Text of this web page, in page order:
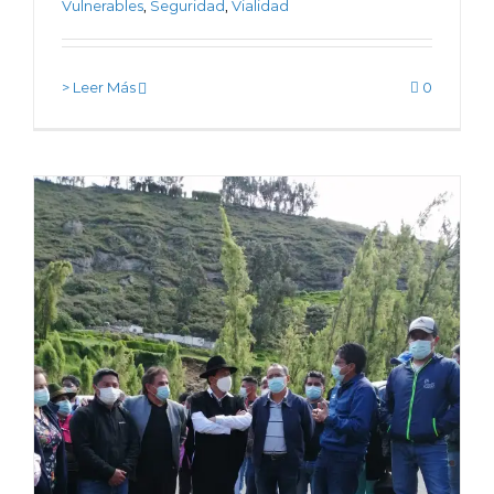
Vulnerables, Seguridad, Vialidad
> Leer Más 0